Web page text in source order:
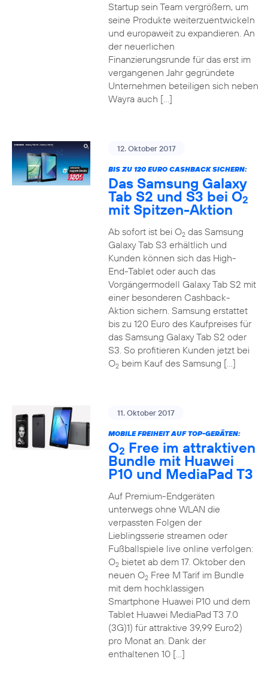
Startup sein Team vergrößern, um
seine Produkte weiterzuentwickeln
und europaweit zu expandieren. An
der neuerlichen
Finanzierungsrunde für das erst im
vergangenen Jahr gegründete
Unternehmen beteiligen sich neben
Wayra auch […]
12. Oktober 2017
BIS ZU 120 EURO CASHBACK SICHERN:
Das Samsung Galaxy
Tab S2 und S3 bei O2
mit Spitzen-Aktion
Ab sofort ist bei O2das Samsung
Galaxy Tab S3 erhältlich und
Kunden können sich das High-
End-Tablet oder auch das
Vorgängermodell Galaxy Tab S2 mit
einer besonderen Cashback-
Aktion sichern. Samsung erstattet
bis zu 120 Euro des Kaufpreises für
das Samsung Galaxy Tab S2 oder
S3. So profitieren Kunden jetzt bei
O2beim Kauf des Samsung […]
11. Oktober 2017
MOBILE FREIHEIT AUF TOP-GERÄTEN:
O2 Free im attraktiven
Bundle mit Huawei
P10 und MediaPad T3
Auf Premium-Endgeräten
unterwegs ohne WLAN die
verpassten Folgen der
Lieblingsserie streamen oder
Fußballspiele live online verfolgen:
O2bietet ab dem 17. Oktober den
neuen O2Free M Tarif im Bundle
mit dem hochklassigen
Smartphone Huawei P10 und dem
Tablet Huawei MediaPad T3 7.0
(3G)1) für attraktive 39,99 Euro2)
pro Monat an. Dank der
enthaltenen 10 […]